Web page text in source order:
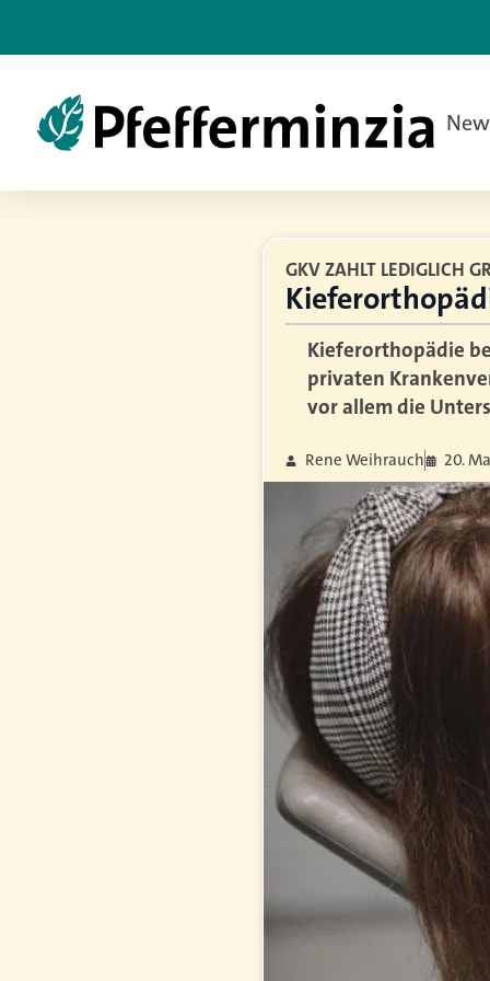
GKV ZAHLT LEDIGLICH
Kieferorthopädie
privaten
vor allem die
Rene Weihrauch 20.